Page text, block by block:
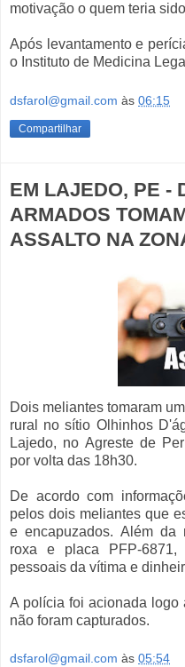
motivação o quem teria
Após levantamento e
o Instituto de Medicina
dsfarol@gmail.com às 06:15
Compartilhar
EM LAJEDO, PE -
ARMADOS
ASSALTO NA
Dois meliantes tomaram
rural no sítio Olhinhos
Lajedo, no Agreste de
por volta das 18h30.
De acordo com
pelos dois meliantes que
e encapuzados. Além da
roxa e placa PFP-
pessoais da vítima e
A polícia foi acionada logo
não foram capturados.
dsfarol@gmail.com às 05:54